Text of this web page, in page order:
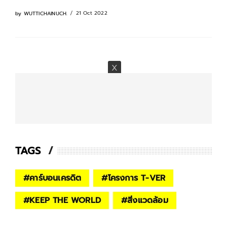
by WUTTICHAINUCH. 21 Oct 2022
TAGS
#คาร์บอนเครดิต #โครงการ T-VER
#KEEP THE WORLD #สิ่งแวดล้อม